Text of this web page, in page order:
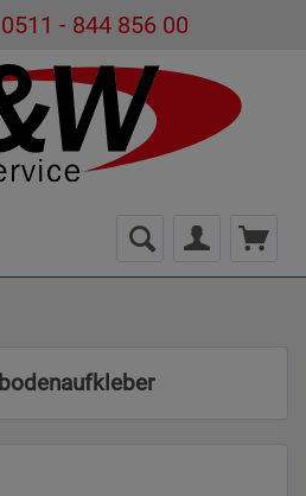
- 844 856 00